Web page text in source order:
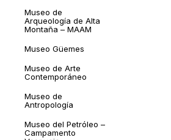
Museo de
Arqueología de Alta
Montaña – MAAM
Museo Güemes
Museo de Arte
Contemporáneo
Museo de
Antropología
Museo del Petróleo –
Campamento